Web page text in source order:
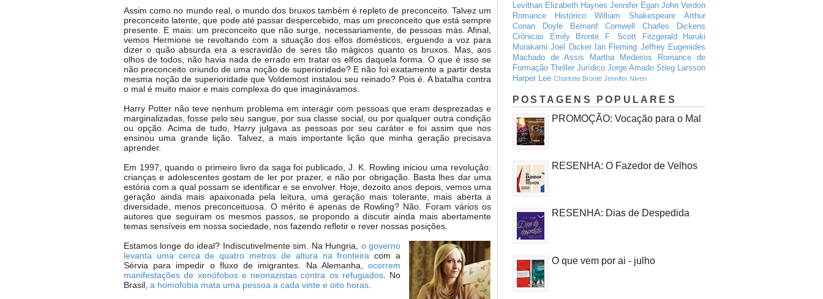
Assim como no mundo real, o mundo dos bruxos também é repleto de preconceito. Talvez um
preconceito latente, que pode até passar despercebido, mas um preconceito que está sempre
presente. E mais: um preconceito que não surge, necessariamente, de pessoas más. Afinal,
vemos Hermione se revoltando com a situação dos elfos domésticos, erguendo a voz para
dizer o quão absurda era a escravidão de seres tão mágicos quanto os bruxos. Mas, aos
olhos de todos, não havia nada de errado em tratar os elfos daquela forma. O que é isso se
não preconceito oriundo de uma noção de superioridade? E não foi exatamente a partir desta
mesma noção de superioridade que Voldemost instalou seu reinado? Pois é. A batalha contra
o mal é muito maior e mais complexa do que imaginávamos.
Harry Potter não teve nenhum problema em interagir com pessoas que eram desprezadas e
marginalizadas, fosse pelo seu sangue, por sua classe social, ou por qualquer outra condição
ou opção. Acima de tudo, Harry julgava as pessoas por seu caráter e foi assim que nos
ensinou uma grande lição. Talvez, a mais importante lição que minha geração precisava
aprender.
Em 1997, quando o primeiro livro da saga foi publicado, J. K. Rowling iniciou uma revolução:
crianças e adolescentes gostam de ler por prazer, e não por obrigação. Basta lhes dar uma
estória com a qual possam se identificar e se envolver. Hoje, dezoito anos depois, vemos uma
geração ainda mais apaixonada pela leitura, uma geração mais tolerante, mais aberta a
diversidade, menos preconceituosa. O mérito é apenas de Rowling? Não. Foram vários os
autores que seguiram os mesmos passos, se propondo a discutir ainda mais abertamente
temas sensíveis em nossa sociedade, nos fazendo refletir e rever nossas posições.
Estamos longe do ideal? Indiscutivelmente sim. Na Hungria, o governo
levanta uma cerca de quatro metros de altura na fronteira com a
Sérvia para impedir o fluxo de imigrantes. Na Alemanha, ocorrem
manifestações de xenófobos e neonazistas contra os refugiados. No
Brasil, a homofobia mata uma pessoa a cada vinte e oito horas
Levithan Elizabeth Haynes Jennifer Egan John Verdon
Romance Histórico
William Shakespeare
Arthur
Conan Doyle
Bernard Cornwell
Charles Dickens
Crônicas
Emily Brontë F. Scott Fitzgerald
Haruki
Murakami Joel Dicker Ian Fleming Jeffrey Eugenides
Machado de Assis
Martha Medeiros
Romance de
Formação
Thriller Jurídico Jorge Amado Stieg Larsson
Harper Lee Charlotte Brontë Jennifer Niven
POSTAGENS POPULARES
PROMOÇÃO: Vocação para o Mal
RESENHA: O Fazedor de Velhos
RESENHA: Dias de Despedida
O que vem por ai - julho